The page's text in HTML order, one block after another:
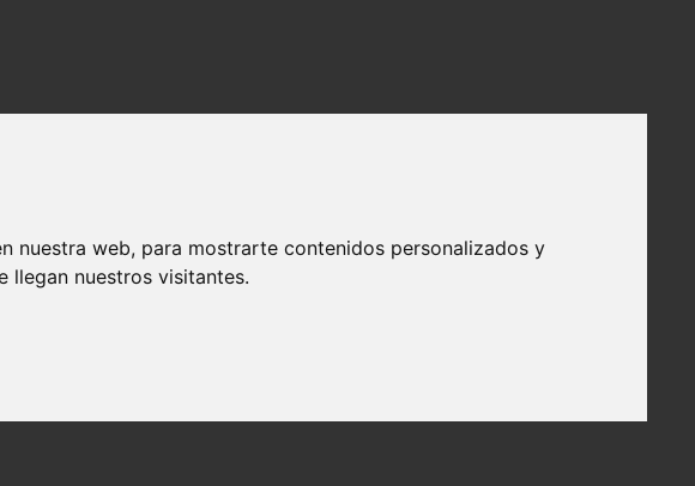
nuestra web, para mostrarte contenidos personalizados y
llegan nuestros visitantes.